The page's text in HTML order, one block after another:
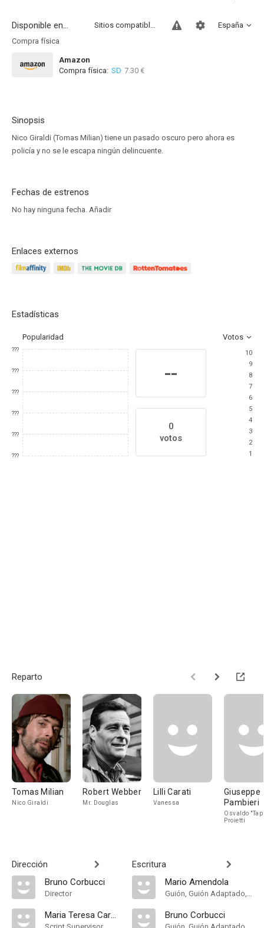
Disponible en... España
Sitios compatibles
Compra física
Amazon
Compra física: SD 7.30 €
Sinopsis
Nico Giraldi (Tomas Milian) tiene un pasado oscuro pero ahora es
policía y no se le escapa ningún delincuente.
Fechas de estrenos
No hay ninguna fecha. Añadir
Enlaces externos
Estadísticas
Popularidad Votos
???
???
???
???
???
???
--
0
votos
10
9
8
7
6
5
4
3
2
1
Reparto
Tomas Milian
Nico Giraldi
Robert Webber
Mr. Douglas
Lilli Carati
Vanessa
Giuseppe
Pambieri
Osvaldo
Proietti
Dirección
Bruno Corbucci
Director
Maria Teresa Caruffo
Escritura
Mario Amendola
Guión, Guión Adaptado, Historia
Bruno Corbucci